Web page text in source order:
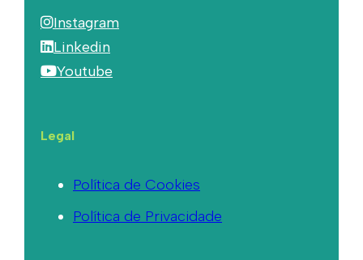
Instagram
Linkedin
Youtube
Legal
Política de Cookies
Política de Privacidade